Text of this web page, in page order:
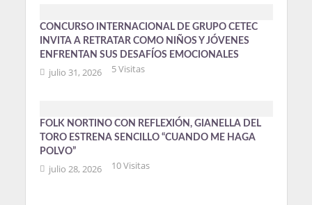
CONCURSO INTERNACIONAL DE GRUPO CETEC
INVITA A RETRATAR COMO NIÑOS Y JÓVENES
ENFRENTAN SUS DESAFÍOS EMOCIONALES
julio 31, 2026 5 Visitas
FOLK NORTINO CON REFLEXIÓN, GIANELLA DEL
TORO ESTRENA SENCILLO “CUANDO ME HAGA
POLVO”
julio 28, 2026 10 Visitas